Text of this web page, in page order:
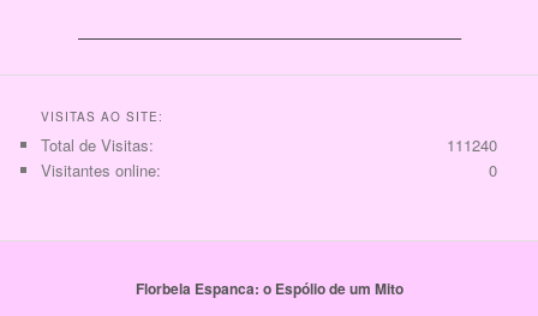
————————————————————————–
VISITAS AO SITE:
111240
Total de Visitas:
0
Visitantes online:
Florbela Espanca: o Espólio de um Mito